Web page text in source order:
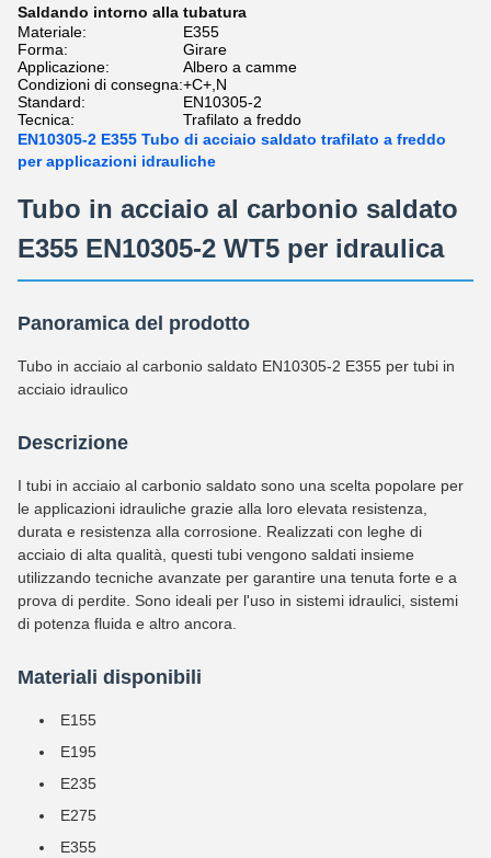
Saldando intorno alla tubatura
Materiale:
E355
Forma:
Girare
Applicazione:
Albero a camme
Condizioni di consegna:+C+,N
Standard:
EN10305-2
Tecnica:
Trafilato a freddo
EN10305-2 E355 Tubo di acciaio saldato trafilato a freddo
per applicazioni idrauliche
Tubo in acciaio al carbonio saldato
E355 EN10305-2 WT5 per idraulica
Panoramica del prodotto
Tubo in acciaio al carbonio saldato EN10305-2 E355 per tubi in
acciaio idraulico
Descrizione
I tubi in acciaio al carbonio saldato sono una scelta popolare per
le applicazioni idrauliche grazie alla loro elevata resistenza,
durata e resistenza alla corrosione. Realizzati con leghe di
acciaio di alta qualità, questi tubi vengono saldati insieme
utilizzando tecniche avanzate per garantire una tenuta forte e a
prova di perdite. Sono ideali per l'uso in sistemi idraulici, sistemi
di potenza fluida e altro ancora.
Materiali disponibili
E155
E195
E235
E275
E355